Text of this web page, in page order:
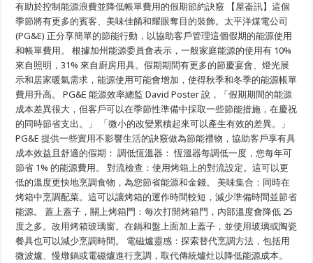
期
愉
快
並
注
意
節
能：
PG&E
的
節
能
解
決
方
案
有
助
於
節
省
假
期
支
出
有助於控制能源浪費並降低帳單費用的假期節約訣竅 【屋崙訊】這個
季節將有更多的賓客、美味佳餚和耀眼奪目的裝飾。太平洋煤電公司
(PG&E) 正分享簡單的節能行動，以協助客戶管理這個假期的能源使用
和帳單費用。 根據加州能源委員會表示，一般家庭能源的使用有 10%
來自照明，31% 來自廚房用具。假期期間有更多的節慶宴會、燈光展
示和居家暖氣需求，能源使用可能會增加，使得秋季和冬季的能源帳單
費用升高。 PG&E 能源效率總監 David Poster 說，「假期期間的能源
成本差異很大，但客戶可以在季節性準備中採取一些節能措施，在慶祝
的同時節省支出。」 「微小的改變累積起來可以產生有效的差異。」
PG&E 提供一些實用不影響生活的訣竅做為節能禮物，協助客戶享有具
成本效益且舒適的假期： 調低恆溫器： 恆溫器每調低一度，您每年可
節省 1% 的能源費用。 對流檢查：使用烤箱上的對流設定。這可以更
低的溫度更快地烹調食物，為您節省能源和金錢。 美味集合：同時在
烤箱中烹調配菜。這可以讓烤箱的運作時間較短，減少準備時間並節省
能源。 蓋上蓋子，關上烤箱門：每次打開烤箱門，內部溫度會降低 25
度之多。改用烤箱玻璃窗。在鍋和盤上面加上蓋子，並使用玻璃或陶瓷
餐具也可以減少烹調時間。 電磁爐靈感：探索替代烹調方法，包括用
微波爐、慢燉鍋或電磁爐進行烹調，取代傳統爐灶以降低能源成本。